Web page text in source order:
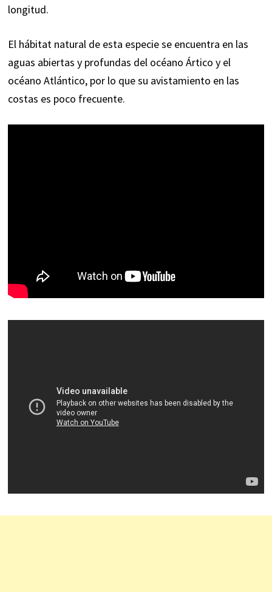
longitud.
El hábitat natural de esta especie se encuentra en las
aguas abiertas y profundas del océano Ártico y el
océano Atlántico, por lo que su avistamiento en las
costas es poco frecuente.